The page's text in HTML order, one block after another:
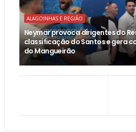
ALAGOINHAS E REGIÃO
Neymar provoca dirigentes do
classificação do Santos e gera
do Mangueirão